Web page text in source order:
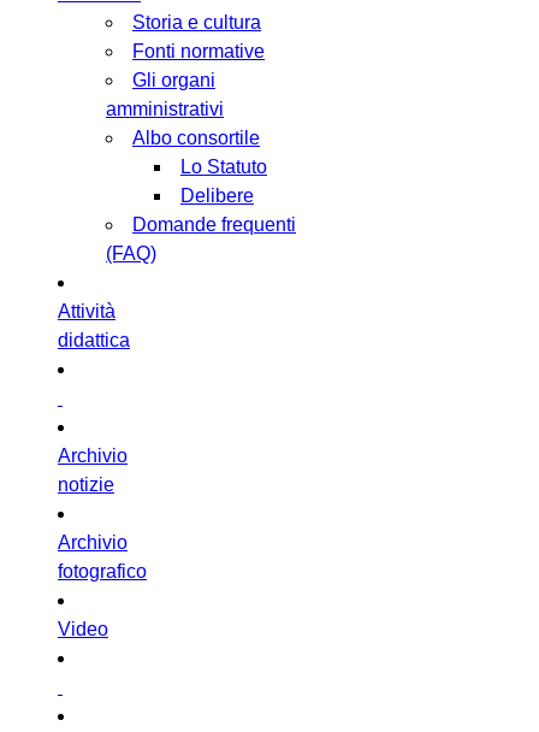
Storia e cultura
Fonti normative
Gli organi
amministrativi
Albo consortile
Lo Statuto
Delibere
Domande frequenti
(FAQ)
Attività
didattica
Archivio
notizie
Archivio
fotografico
Video